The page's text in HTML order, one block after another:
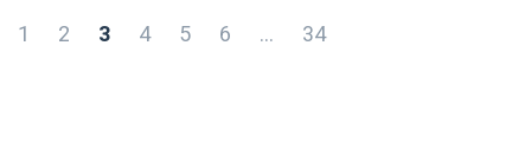
1 2 3 4 5 6 … 34